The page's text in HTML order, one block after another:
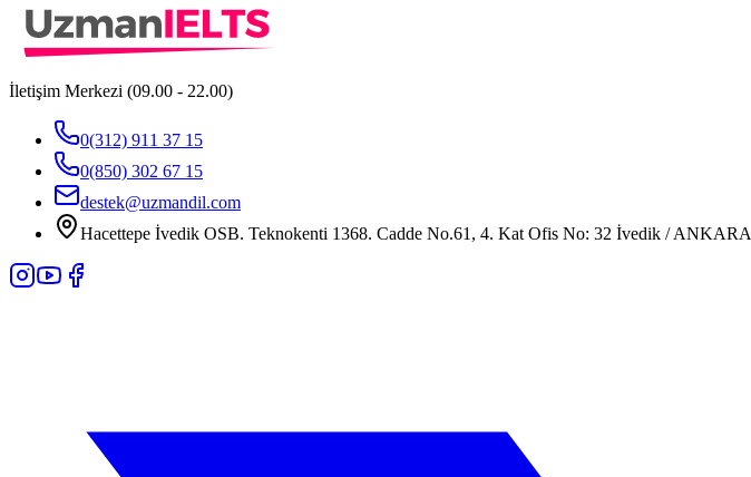
İletişim Merkezi (09.00 - 22.00)
0(312) 911 37 15
0(850) 302 67 15
destek@uzmandil.com
Hacettepe İvedik OSB. Teknokenti 1368. Cadde No.61, 4. Kat Ofis No: 32 İvedik / ANKARA